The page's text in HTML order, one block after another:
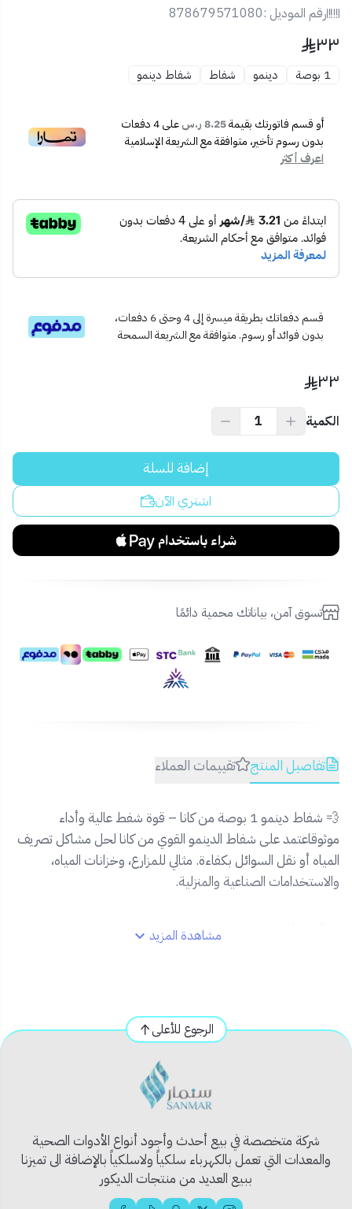
✅ المميزات:
حجم مدخل ومخرج 1 بوصة لشفط أسرع وتدفق أفضل.
دينمو عالي الأداء يوفر استهلاك كهرباء اقتصادي.
مثالي لشفط المياه من الآبار أو الخزانات أو الفيضانات.
📦 محتويات المنتج:
شفاط دينمو 1 بوصة.
كتيب تعليمات مبسط.
⚙️ الاستخدام المثالي:
مناسب للاستخدام في المزارع، المنازل، ورش العمل، وسحب المياه من
المناطق المنخفضة أو نقل السوائل المختلفة.
لتفادي الأعطال، تأكد من تنظيف الفلتر بشكل دوري وعدم تشغيل
الشفاط بدون ماء لفترات طويلة.
رقم الموديل :878679571080
٣٣
1 بوصة دينمو شفاط شفاط دينمو
أو قسم فاتورتك بقيمة8.25 ر.س على4دفعات
بدون رسوم تأخير، متوافقة مع الشريعة الإسلامية
اعرف أكثر
قسم دفعاتك بطريقة ميسرة إلى 4 وحتى 6 دفعات،
بدون فوائد أو رسوم. متوافقة مع الشريعة السمحة
٣٣
الكمية
إضافة للسلة
اشتري الآن
تسوق آمن، بياناتك محمية دائمًا
تفاصيل المنتج تقييمات العملاء
💨 شفاط دينمو 1 بوصة من كانا – قوة شفط عالية وأداء
موثوقاعتمد على شفاط الدينمو القوي من كانا لحل مشاكل تصريف
المياه أو نقل السوائل بكفاءة. مثالي للمزارع، وخزانات المياه،
والاستخدامات الصناعية والمنزلية.
تصميم مدمج وسهل التركيب في أي مكان.
مثالي لشفط المياه من الآبار أو الخزانات أو الفيضانات.
قواعد تثبيت.
كتيب تعليمات مبسط.
⚙️ الاستخدام المثالي:
مشاهدة المزيد
الرجوع للأعلى
شركة متخصصة في بيع أحدث وأجود أنواع الأدوات الصحية
والمعدات التي تعمل بالكهرباء سلكياً ولاسلكياً بالإضافة الى تميزنا
ببيع العديد من منتجات الديكور